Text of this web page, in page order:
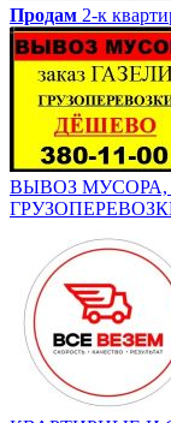
Продам 2-к
ВЫВОЗ МУСОРА,